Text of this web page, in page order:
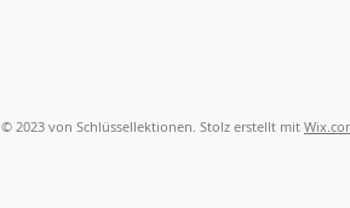
© 2023 von Schlüssellektionen. Stolz erstellt mit